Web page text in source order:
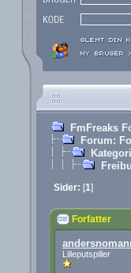
FmFreaks
Forum:
Sider: [1]
Forfatter
Lilleputspiller